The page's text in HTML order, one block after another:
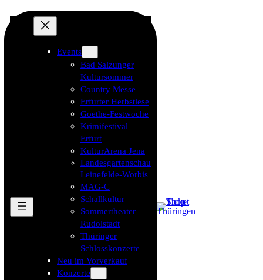
Events
Bad Salzunger
Kultursommer
Country Messe
Erfurter Herbstlese
Goethe-Festwoche
Krimifestival
Erfurt
KulturArena Jena
Landesgartenschau
Leinefelde-Worbis
MAG-C
Schallkultur
Sommertheater
Rudolstadt
Thüringer
Schlosskonzerte
Neu im Vorverkauf
Konzerte